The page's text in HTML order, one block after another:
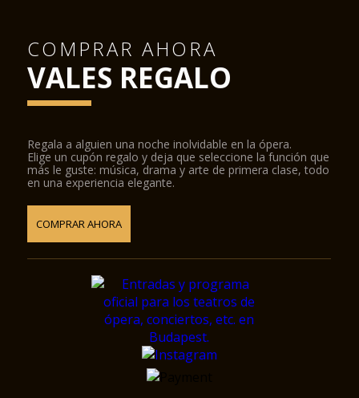
COMPRAR AHORA
VALES REGALO
Regala a alguien una noche inolvidable en la ópera.
Elige un cupón regalo y deja que seleccione la función que
más le guste: música, drama y arte de primera clase, todo
en una experiencia elegante.
COMPRAR AHORA